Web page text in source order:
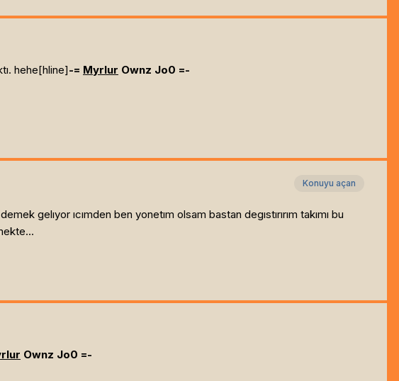
hehe[hline]-= Myrlur Ownz Jo0 =-
Konuyu açan
gelıyor ıcımden ben yonetım olsam bastan degıstırırım takımı bu
Ownz Jo0 =-